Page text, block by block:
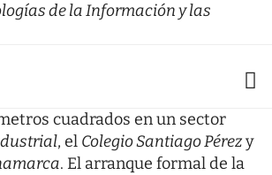
de la Información y las
cuadrados en un sector
, el Colegio Santiago Pérezy
. El arranque formal de la